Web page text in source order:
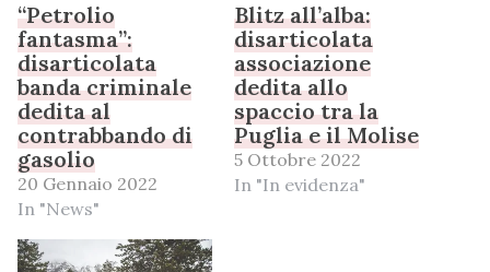
“Petrolio
fantasma”:
disarticolata
banda criminale
dedita al
contrabbando di
gasolio
20 Gennaio 2022
In "News"
Blitz all’alba:
disarticolata
associazione
dedita allo
spaccio tra la
Puglia e il Molise
5 Ottobre 2022
In "In evidenza"